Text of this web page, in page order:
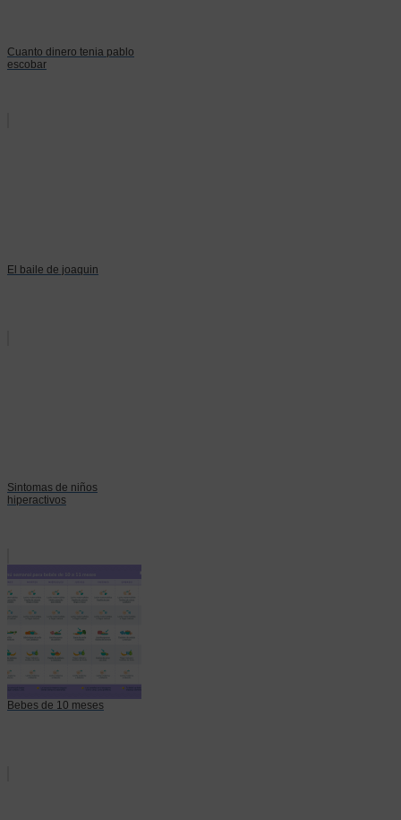
Cuanto dinero tenia pablo
escobar
El baile de joaquin
Sintomas de niños
hiperactivos
Bebes de 10 meses